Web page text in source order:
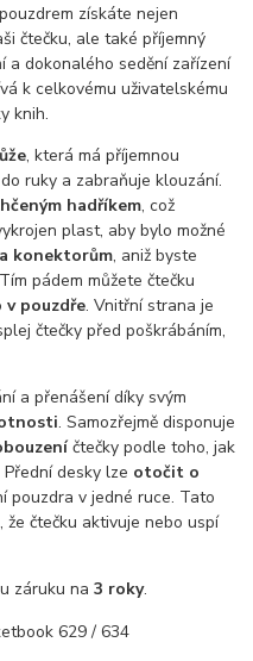
získáte nejen
čtečku, ale také příjemný
a dokonalého sedění zařízení
k celkovému uživatelskému
knih.
, která má příjemnou
ruky a zabraňuje klouzání.
hadříkem, což
plast, aby bylo možné
konektorům, aniž byste
pádem můžete čtečku
pouzdře. Vnitřní strana je
čtečky před poškrábáním,
a přenášení díky svým
. Samozřejmě disponuje
čtečky podle toho, jak
desky lze otočit o
pouzdra v jedné ruce. Tato
čtečku aktivuje nebo uspí
záruku na3 roky.